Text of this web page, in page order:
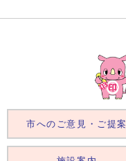
市へのご意見・ご提案